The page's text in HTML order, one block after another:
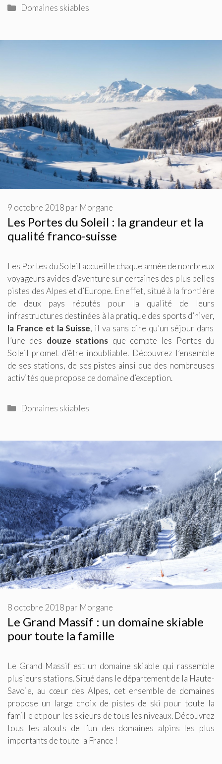
Catégories
Domaines skiables
Les Portes du Soleil : la grandeur et la
qualité franco-suisse
9 octobre 2018 par Morgane
Les Portes du Soleil accueille chaque année de nombreux
voyageurs avides d’aventure sur certaines des plus belles
pistes des Alpes et d’Europe. En effet, situé à la frontière
de deux pays réputés pour la qualité de leurs
infrastructures destinées à la pratique des sports d’hiver,
la France et la Suisse, il va sans dire qu’un séjour dans
l’une des douze stations que compte les Portes du
Soleil promet d’être inoubliable. Découvrez l’ensemble
de ses stations, de ses pistes ainsi que des nombreuses
activités que propose ce domaine d’exception.
Catégories
Domaines skiables
Le Grand Massif : un domaine skiable
pour toute la famille
8 octobre 2018 par Morgane
Le Grand Massif est un domaine skiable qui rassemble
plusieurs stations. Situé dans le département de la Haute-
Savoie, au cœur des Alpes, cet ensemble de domaines
propose un large choix de pistes de ski pour toute la
famille et pour les skieurs de tous les niveaux. Découvrez
tous les atouts de l’un des domaines alpins les plus
importants de toute la France !